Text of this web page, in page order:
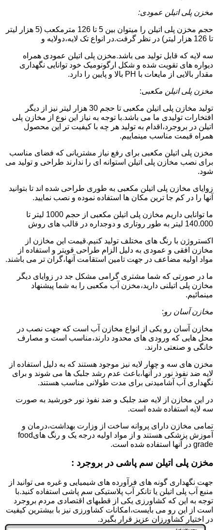
مخزن پلی اتیلن عمودی:
حجم مخزن پلی اتیلن را میتوان بین 5 تا 126 مترمکعب (5 هزار لیتر
تا 126 هزار لیتر) در نظر گرفت.در انواع تک لایه،دولایه و
سه لایه که قابل تولید می باشد.مخزن پلی اتیلن عمودی همراه
دیواره های تقویت شده و شکل ارگونومیک خود توانایی نگهداری
مقدار بالایی از مایعات با PH بالا و پایین را دارد.
مخزن پلی اتیلن مکعبی:
تولید مخازن پلی اتیلن مکعبی تا حجم 30 هزار لیتر نیز از دیگر
افتخارات تولیدی ما می باشد.با توجه به نیاز این نوع از مخازن پلی
اتیلن در بروجرد،اقدام به تولید هر چه با کیفیت تر این محصول
همراه قیمت مناسب مینماییم.
مخزن پلی اتیلن مکعبی برای رفع نیاز مشتریانی که فضای مناسب
برای نصب مخازن پلی اتیلن استوانه ای را ندارند طراحی و تولید می
شود.
زوایای مخازن پلی اتیلن مکعبی به طوری طراحی شده اند تا بتوانید
آنها را در کم جا ترین مکان ها استفاده نموده و نصب نمایید.
ما توانایی داریم مخازن پلی اتیلن مکعبی از حجم 1000 لیتر تا
140.000 لیتر به طور روتاری و دوجداره در قالب های روش
اکستروژن با رنگ های مختلف تولید کنیم.قیمت این مخازن از
مخازن افقی و عمودی به دلیل الزام طراحی قویتر و استفاده از
مواد اولیه مضاعف در جهت تامین استقامت آنها،گران تر می باشند.
ما در صورتی که شما مشتری گرامی مشکل جد در زوایای دیگر
مخازن پلی اتیلنی دارید،مخزن آب مکعبی را به شما پیشنهاد
مینمائیم.
مخازن آسان رو:
مخازن آسان رو یکی از انواع مخازن آب است که جهت نصب در
محل هایی که ورودی های محدود دارند،مناسب است و مصارف
خانگی و صنعتی دارند.
مخزن های سه و چهار لایه نیز موجود هستند که به دلیل استفاده از
لایه ضد نفوذ نور در آنها،باعث عدم رشد جلبک ها می شوند و برای
نگهداری آب آشامیدنی برای مدت طولانی مناسب هستند.
در این مخازن از لایه ضد جلبک و ضد نفوذ نور خورشید به صورت
سه لایه استفاده شده است.
تمامی مخازن دارای پروانه ساخت از وزارت بهداشت،درمان و
آموزش پزشکی هستند و از مواد اولیه درجه یک و رنگ هایfood
grade در آنها استفاده شده است.
مخزن پلی اتیلن سم پاشی در بروجرد :
جهت نگهداری گونه های فرآورده های شیمیایی و غیره می توانید از
منبع آب پلی اتیلن یا تانکر آب پلاستیکی سم پاشی استفاده کنید.با
توجه به این که کشاورزی یکی از قطبهای اقتصادی مردم بروجرد
است از این رو می بایست،امکانات کشاورزی نیز با بیشترین کیفیت
در اختیار کشاورزان عزیز قرار بگیرد.